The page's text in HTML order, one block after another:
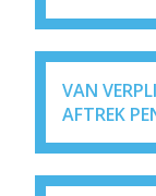
VAN
AFTREK